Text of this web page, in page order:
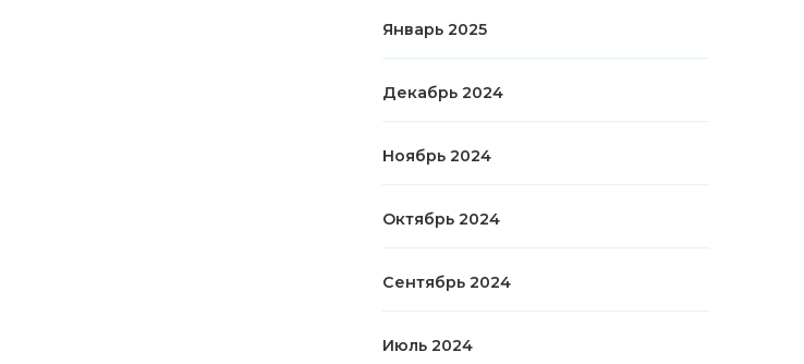
Январь 2025
Декабрь 2024
Ноябрь 2024
Октябрь 2024
Сентябрь 2024
Июль 2024